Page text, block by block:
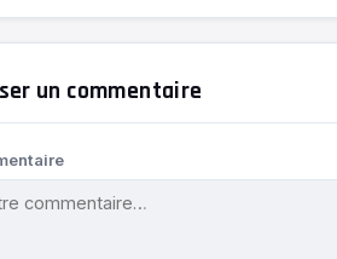
un commentaire